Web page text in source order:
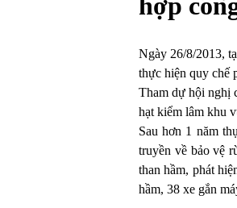
Ngày 26/8/2013,
thực hiện quy chế
Tham dự hội nghị
hạt kiểm lâm khu
Sau hơn 1 năm
truyền về bảo vệ
than hầm, phát
hầm, 38 xe gắn